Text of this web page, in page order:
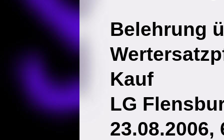
Belehrung
Kauf
LG
23.08.2006,